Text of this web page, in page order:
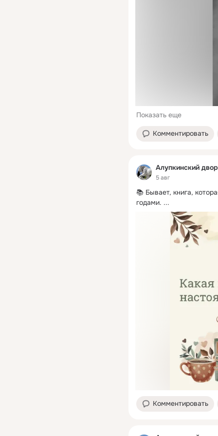
Показать еще
Комментировать
Алупкинский
5 авг
📚 Бывает, книга,
годами. ...
Комментировать